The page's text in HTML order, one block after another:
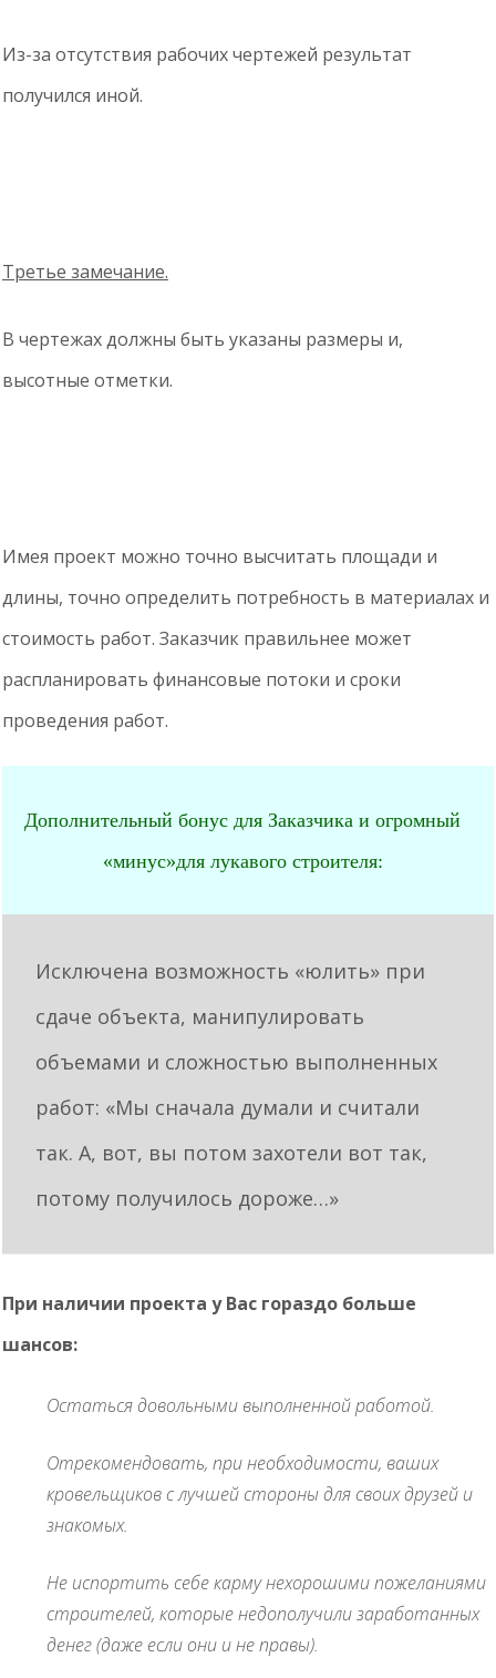
Из-за отсутствия рабочих чертежей результат
получился иной.
Третье замечание.
В чертежах должны быть указаны размеры и,
высотные отметки.
Имея проект можно точно высчитать площади и
длины, точно определить потребность в материалах и
стоимость работ. Заказчик правильнее может
распланировать финансовые потоки и сроки
проведения работ.
Дополнительный бонус для Заказчика и огромный
«минус»для лукавого строителя:
Исключена возможность «юлить» при
сдаче объекта, манипулировать
объемами и сложностью выполненных
работ: «Мы сначала думали и считали
так. А, вот, вы потом захотели вот так,
потому получилось дороже…»
При наличии проекта у Вас гораздо больше
шансов:
Остаться довольными выполненной работой.
Отрекомендовать, при необходимости, ваших
кровельщиков с лучшей стороны для своих друзей и
знакомых.
Не испортить себе карму нехорошими пожеланиями
строителей, которые недополучили заработанных
денег (даже если они и не правы).